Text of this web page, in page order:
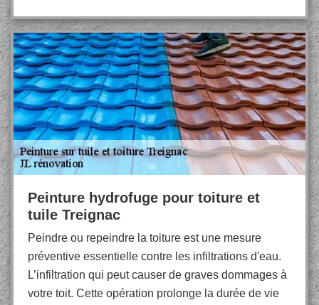
Peinture hydrofuge pour toiture et
tuile Treignac
Peindre ou repeindre la toiture est une mesure
préventive essentielle contre les infiltrations d'eau.
L’infiltration qui peut causer de graves dommages à
votre toit. Cette opération prolonge la durée de vie